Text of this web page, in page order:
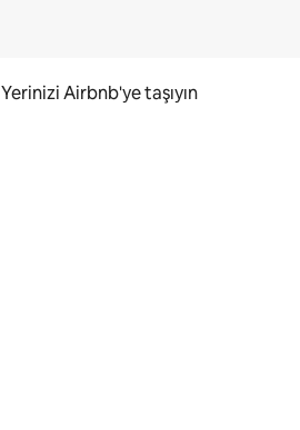
Yerinizi Airbnb'ye taşıyın